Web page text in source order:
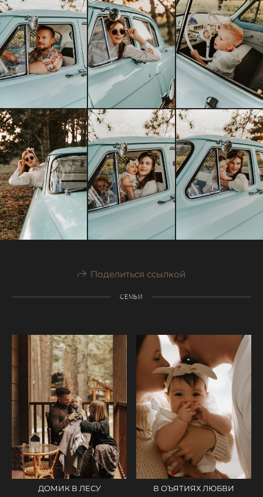
Поделиться ссылкой
СЕМЬИ
ДОМИК В ЛЕСУ В ОЪЯТИЯХ ЛЮБВИ